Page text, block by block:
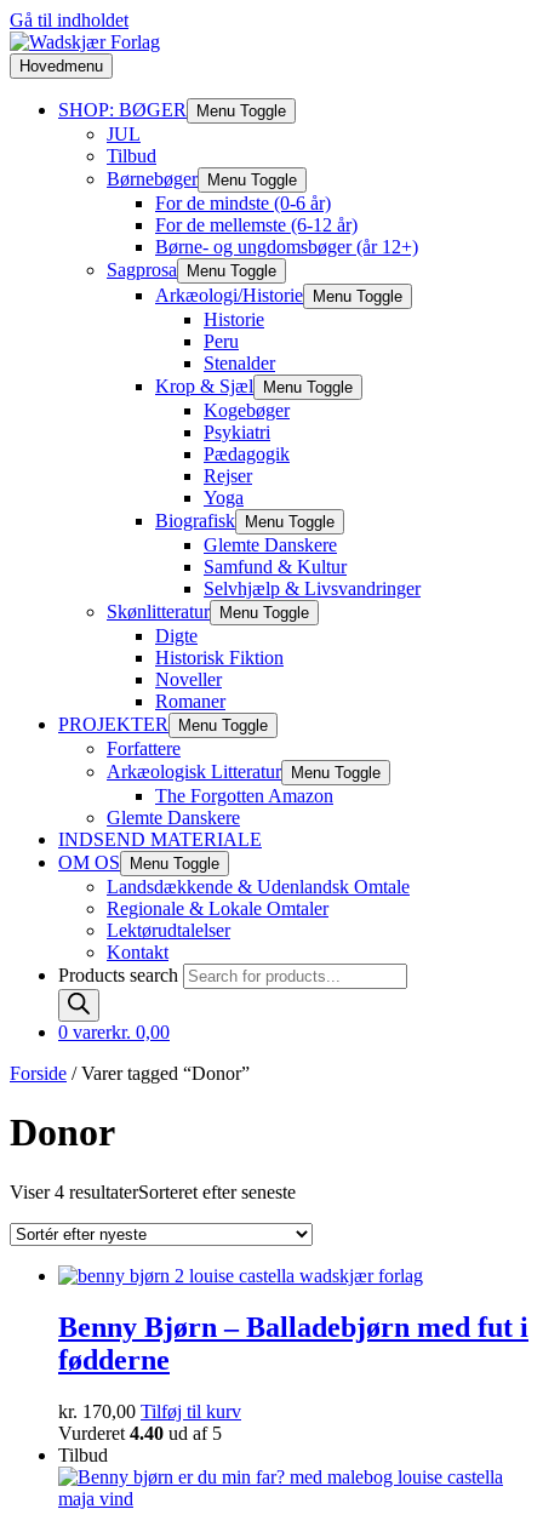
Gå til indholdet
Hovedmenu
SHOP: BØGER Menu Toggle
JUL
Tilbud
Børnebøger
Menu Toggle
For de mindste (0-6 år)
For de mellemste (6-12 år)
Børne- og ungdomsbøger (år 12+)
Sagprosa
Menu Toggle
Arkæologi/Historie Menu Toggle
Historie
Peru
Stenalder
Krop & Sjæl
Menu Toggle
Kogebøger
Psykiatri
Pædagogik
Rejser
Yoga
Biografisk
Menu Toggle
Glemte Danskere
Samfund & Kultur
Selvhjælp & Livsvandringer
Skønlitteratur
Menu Toggle
Digte
Historisk Fiktion
Noveller
Romaner
PROJEKTER
Menu Toggle
Forfattere
Arkæologisk Litteratur
Menu Toggle
The Forgotten Amazon
Glemte Danskere
INDSEND MATERIALE
OM OS
Menu Toggle
Landsdækkende & Udenlandsk Omtale
Regionale & Lokale Omtaler
Lektørudtalelser
Kontakt
Products search
0 varerkr. 0,00
Forside / Varer tagged “Donor”
Donor
Viser 4 resultaterSorteret efter seneste
Benny Bjørn – Balladebjørn med fut i
fødderne
kr. 170,00 Tilføj til kurv
Vurderet 4.40 ud af 5
Tilbud